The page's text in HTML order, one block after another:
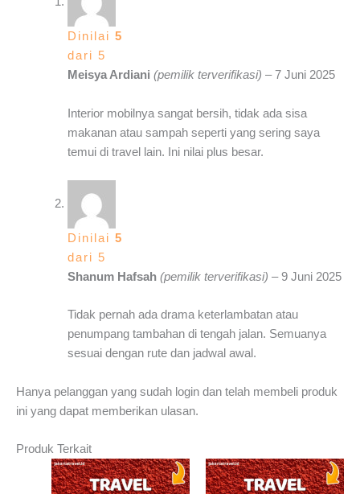
Dinilai 5
dari 5
Meisya Ardiani (pemilik terverifikasi) – 7 Juni 2025
Interior mobilnya sangat bersih, tidak ada sisa
makanan atau sampah seperti yang sering saya
temui di travel lain. Ini nilai plus besar.
Dinilai 5
dari 5
Shanum Hafsah (pemilik terverifikasi) – 9 Juni 2025
Tidak pernah ada drama keterlambatan atau
penumpang tambahan di tengah jalan. Semuanya
sesuai dengan rute dan jadwal awal.
Hanya pelanggan yang sudah login dan telah membeli produk
ini yang dapat memberikan ulasan.
Produk Terkait